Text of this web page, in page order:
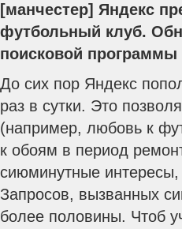
[манчестер] Яндекс
футбольный клуб.
поисковой программы
До сих пор Яндекс
раз в сутки. Это
(например, любовь к
к обоям в период
сиюминутные интересы,
Запросов, вызванных
более половины. Чтоб